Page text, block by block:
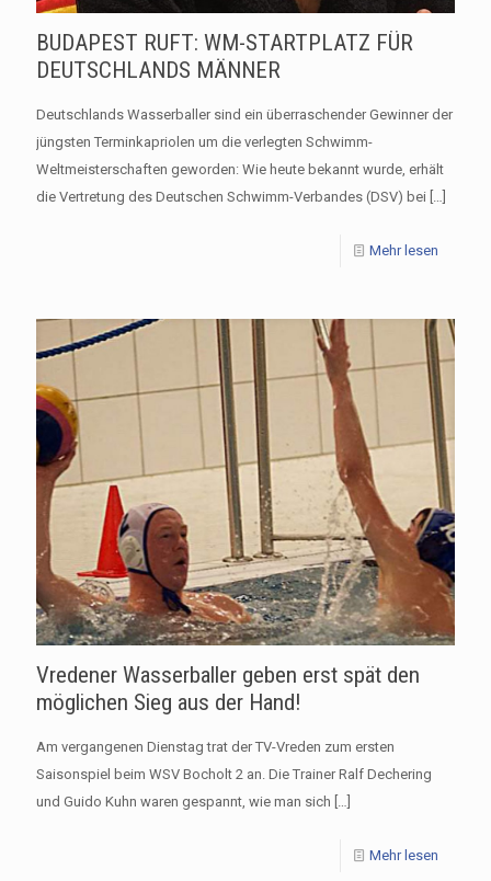
BUDAPEST RUFT: WM-STARTPLATZ FÜR
DEUTSCHLANDS MÄNNER
Deutschlands Wasserballer sind ein überraschender Gewinner der
jüngsten Terminkapriolen um die verlegten Schwimm-
Weltmeisterschaften geworden: Wie heute bekannt wurde, erhält
die Vertretung des Deutschen Schwimm-Verbandes (DSV) bei […]
Mehr lesen
Vredener Wasserballer geben erst spät den
möglichen Sieg aus der Hand!
Am vergangenen Dienstag trat der TV-Vreden zum ersten
Saisonspiel beim WSV Bocholt 2 an. Die Trainer Ralf Dechering
und Guido Kuhn waren gespannt, wie man sich […]
Mehr lesen